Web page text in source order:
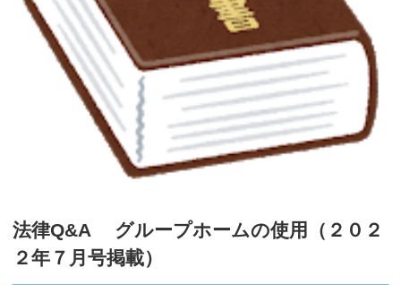
媒体資料
会社概要
サイトマップ
法律Q&A グループホームの使用（２０２
２年７月号掲載）